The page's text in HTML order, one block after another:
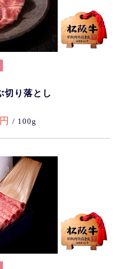
切り落とし
/ 100g